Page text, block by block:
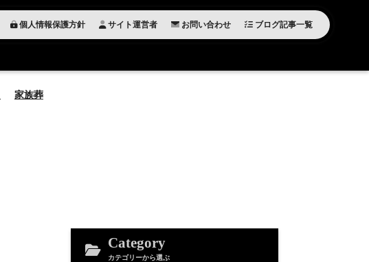
個人情報保護方針 サイト運営者 お問い合わせ ブログ記事一覧
家族葬
Category
カテゴリーから選ぶ